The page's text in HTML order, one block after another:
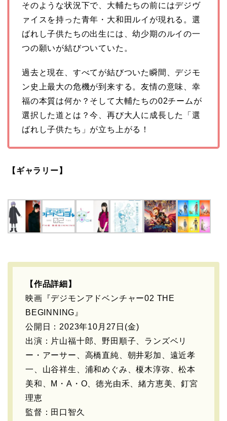
そのような状況下で、大輔たちの前にはデジヴ
ァイスを持った青年・大和田ルイが現れる。選
ばれし子供たちの出生には、幼少期のルイの一
つの願いが結びついていた。
過去と現在、すべてが結びついた瞬間、デジモ
ン史上最大の危機が到来する。友情の意味、幸
福の本質は何か？そして大輔たちの02チームが
選択した道とは？今、再び大人に成長した「選
ばれし子供たち」が立ち上がる！
【ギャラリー】
【作品詳細】
映画『デジモンアドベンチャー02 THE
BEGINNING』
公開日：2023年10月27日(金)
出演：片山福十郎、野田順子、ランズベリ
ー・アーサー、高橋直純、朝井彩加、遠近孝
一、山谷祥生、浦和めぐみ、榎木淳弥、松本
美和、M・A・O、徳光由禾、緒方恵美、釘宮
理恵
監督：田口智久